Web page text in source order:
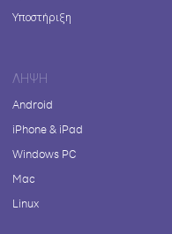
Υποστήριξη
ΛΉΨΗ
Android
iPhone & iPad
Windows PC
Mac
Linux